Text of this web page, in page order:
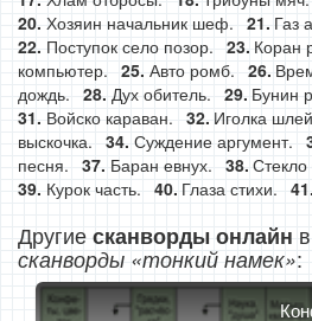
Хозяин начальник шеф.
Газ
Поступок село позор.
Коран
компьютер.
Авто ромб.
дождь.
Дух обитель. Бунин
Войско караван.
Иголка
выскочка.
Суждение аргумент.
песня.
Баран евнух.
Курок часть.
Глаза стихи.
Другиесканворды онлайн
сканворды «тонкий намек»: